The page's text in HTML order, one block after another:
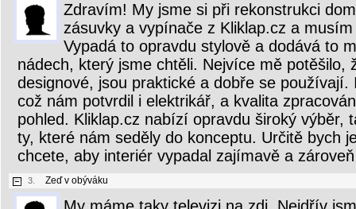
Zdravím! My jsme si při rekonstrukci
zásuvky a vypínače z Kliklap.cz a
Vypadá to opravdu stylově a dodává to
nádech, který jsme chtěli. Nejvíce mě potěšilo,
designové, jsou praktické a dobře se používají.
což nám potvrdil i elektrikář, a kvalita
pohled. Kliklap.cz nabízí opravdu široký výběr,
ty, které nám seděly do konceptu. Určitě bych
chcete, aby interiér vypadal zajímavě a
3. Zeď v obýváku